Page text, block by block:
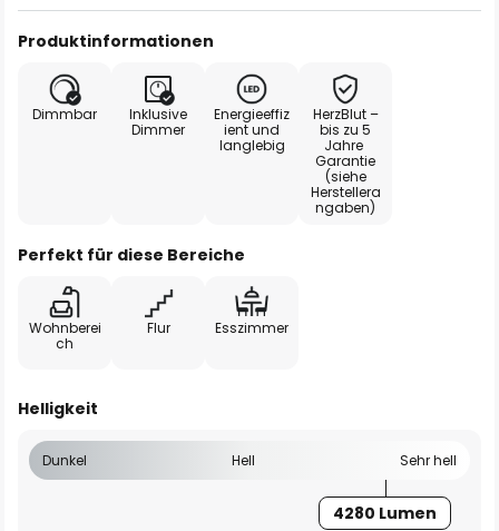
Produktinformationen
Dimmbar
Inklusive
Dimmer
Energieeffiz
ient und
langlebig
HerzBlut –
bis zu 5
Jahre
Garantie
(siehe
Herstellera
ngaben)
Perfekt für diese Bereiche
Wohnberei
ch
Flur Esszimmer
Helligkeit
Dunkel Hell Sehr hell
4280 Lumen